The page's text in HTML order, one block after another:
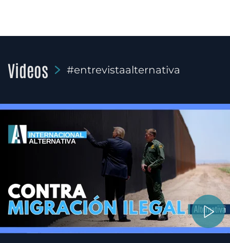
Videos #entrevistaalternativa